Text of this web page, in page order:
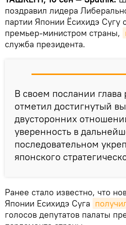
поздравил лидера
партии Японии Ёсихидэ Сугу
премьер-министром страны,
служба президента.
В своем послании глава
отметил достигнутый
двусторонних
уверенность в
последовательном
японского
Ранее стало известно, что
Японии Есихидэ Суга
голосов депутатов палаты